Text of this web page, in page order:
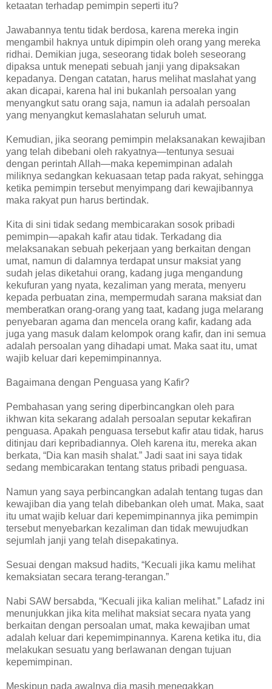
ketaatan terhadap pemimpin seperti itu?
Jawabannya tentu tidak berdosa, karena mereka ingin
mengambil haknya untuk dipimpin oleh orang yang mereka
ridhai. Demikian juga, seseorang tidak boleh seseorang
dipaksa untuk menepati sebuah janji yang dipaksakan
kepadanya. Dengan catatan, harus melihat maslahat yang
akan dicapai, karena hal ini bukanlah persoalan yang
menyangkut satu orang saja, namun ia adalah persoalan
yang menyangkut kemaslahatan seluruh umat.
Kemudian, jika seorang pemimpin melaksanakan kewajiban
yang telah dibebani oleh rakyatnya—tentunya sesuai
dengan perintah Allah—maka kepemimpinan adalah
miliknya sedangkan kekuasaan tetap pada rakyat, sehingga
ketika pemimpin tersebut menyimpang dari kewajibannya
maka rakyat pun harus bertindak.
Kita di sini tidak sedang membicarakan sosok pribadi
pemimpin—apakah kafir atau tidak. Terkadang dia
melaksanakan sebuah pekerjaan yang berkaitan dengan
umat, namun di dalamnya terdapat unsur maksiat yang
sudah jelas diketahui orang, kadang juga mengandung
kekufuran yang nyata, kezaliman yang merata, menyeru
kepada perbuatan zina, mempermudah sarana maksiat dan
memberatkan orang-orang yang taat, kadang juga melarang
penyebaran agama dan mencela orang kafir, kadang ada
juga yang masuk dalam kelompok orang kafir, dan ini semua
adalah persoalan yang dihadapi umat. Maka saat itu, umat
wajib keluar dari kepemimpinannya.
Bagaimana dengan Penguasa yang Kafir?
Pembahasan yang sering diperbincangkan oleh para
ikhwan kita sekarang adalah persoalan seputar kekafiran
penguasa. Apakah penguasa tersebut kafir atau tidak, harus
ditinjau dari kepribadiannya. Oleh karena itu, mereka akan
berkata, “Dia kan masih shalat.” Jadi saat ini saya tidak
sedang membicarakan tentang status pribadi penguasa.
Namun yang saya perbincangkan adalah tentang tugas dan
kewajiban dia yang telah dibebankan oleh umat. Maka, saat
itu umat wajib keluar dari kepemimpinannya jika pemimpin
tersebut menyebarkan kezaliman dan tidak mewujudkan
sejumlah janji yang telah disepakatinya.
Sesuai dengan maksud hadits, “Kecuali jika kamu melihat
kemaksiatan secara terang-terangan.”
Nabi SAW bersabda, “Kecuali jika kalian melihat.” Lafadz ini
menunjukkan jika kita melihat maksiat secara nyata yang
berkaitan dengan persoalan umat, maka kewajiban umat
adalah keluar dari kepemimpinannya. Karena ketika itu, dia
melakukan sesuatu yang berlawanan dengan tujuan
kepemimpinan.
Meskipun pada awalnya dia masih menegakkan